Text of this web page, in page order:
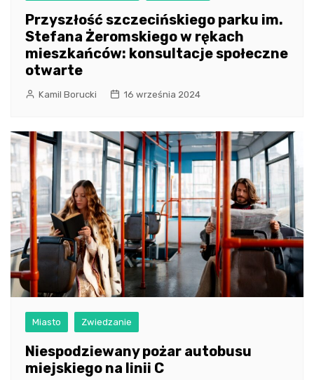
Przyszłość szczecińskiego parku im.
Stefana Żeromskiego w rękach
mieszkańców: konsultacje społeczne
otwarte
Kamil Borucki 16 września 2024
Miasto Zwiedzanie
Niespodziewany pożar autobusu
miejskiego na linii C